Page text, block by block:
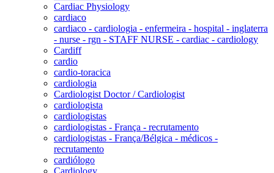
Cardiac Physiology
cardiaco
cardiaco - cardiologia - enfermeira - hospital - inglaterra
- nurse - rgn - STAFF NURSE - cardiac - cardiology
Cardiff
cardio
cardio-toracica
cardiologia
Cardiologist Doctor / Cardiologist
cardiologista
cardiologistas
cardiologistas - França - recrutamento
cardiologistas - França/Bélgica - médicos -
recrutamento
cardiólogo
Cardiology